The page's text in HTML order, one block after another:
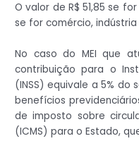
O valor de R$ 51,85 se
se for comércio,
No caso do MEI que
contribuição para o
(INSS) equivale a 5%
benefícios
de imposto sobre
(ICMS) para o Estado,